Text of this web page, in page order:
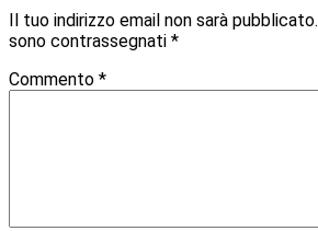
Il tuo indirizzo email non sarà pubblicato.
sono contrassegnati *
Commento *